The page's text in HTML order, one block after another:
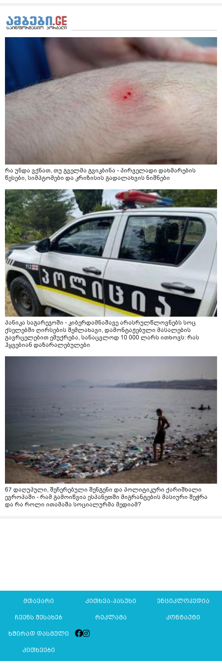
რა უნდა ვქნათ, თუ გველმა გვიკბინა - პირველადი დახმარების
წესები, სიმპტომები და კრიზისის გადალახვის ნიშნები
პანიკა საგარეჯოში - კიბერდამნაშავე არასრულწლოვნებს სოც
ქსელებში ღირსების შემლახავი, დამონტაჟებული მასალების
გავრცელებით ემუქრება, სანაცვლოდ 10 000 ლარს ითხოვს: რას
ჰყვებიან დაზარალებულები
67 დაღუპული, შეჩერებული შენგენი და პოლიტიკური ქარიშხალი
ევროპაში - რამ გამოიწვია ესპანეთში მიგრანტების მასიური შეჭრა
და რა როლი ითამაშა სოციალურმა მედიამ?
მთავარი კითხვა-პასუხი ენციკლოპედია
ჩვენს შესახებ რეკლამა კონტაქტი
ხშირად დასმული
კითხვები